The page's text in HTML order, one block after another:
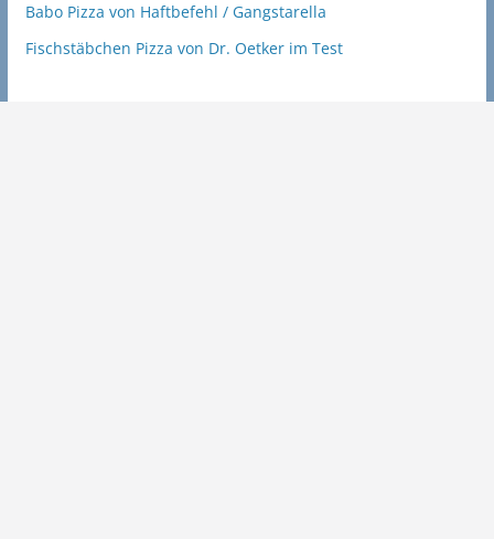
Babo Pizza von Haftbefehl / Gangstarella
Fischstäbchen Pizza von Dr. Oetker im Test